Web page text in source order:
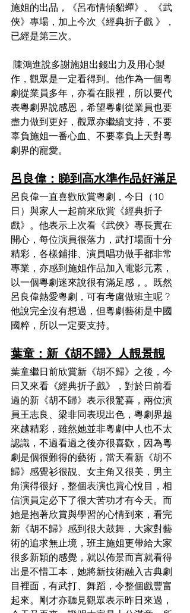
施姐的出品，《呂布情傾貂蟬》、《武
俠》專場，加上今次《經典折子戲 》，
已經是第三次。
作，觀眾是一定看得到。他作為一個粵
劇從業員多年，亦看在眼裡，所以要代
表粵劇界說感恩，希望粵劇從業員也要
盡力做到更好，觀眾亦繼續支持，不要
辜負施姐一番心血、不要辜負上天對粵
劇界的寵愛。
呂良偉：睇到高水準作品好滿足
呂良偉一直喜歡欣賞粵劇，今日（10
日）與家人一起前來欣賞《經典折子
戲》。他表示上次看《武俠》專長實在
開心，每位演員很落力，武打場面十分
精彩，各樣鋪排、演員唱功做手都非常
專業，亦感到施姐作品加入電影元素，
以一個粵劇迷來說很有滿足感，。既然
呂良偉熱愛粵劇，可有考慮做班主呢 ?
他說完全沒有想過，但粵劇藝術是中國
國粹，所以一定要支持。
葉童：新《胡不歸》人靚景靚
葉童繼日前欣賞新《胡不歸》之後，今
日又來看《經典折子戲》，對於日前看
過的新《胡不歸》表示很驚喜，兩位演
員王志良、梁非同表現出色，粵劇界越
來越精彩，雖然她並非粵劇中人也不太
認識，不過看過之後亦很喜歡，因為粵
劇是個很難得的藝術，當天看新《胡不
歸》感覺衫很靚、女主角又很美，男主
角演得很好，整個表演也賞心悅目，相
信演員定必下了很大苦功才有今天。而
她是抱著欣賞與學習的心情到來，看完
新《胡不歸》感到很大鼓舞，大家對藝
術的追求無止境，班主施姐更帶給大家
很多新穎的感覺，就以佈景而言就看得
出是不惜工本，她將新技術融入古典劇
目裡面，有武打、舞蹈，令整個戲豐富
起來。剛才亦聽見觀眾表示昨日來過，